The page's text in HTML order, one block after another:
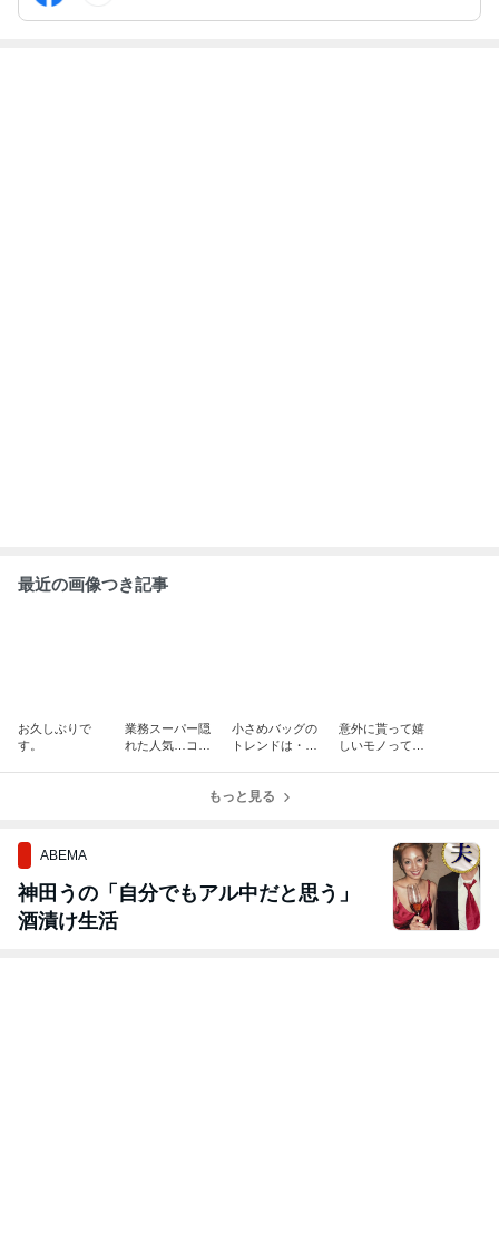
最近の画像つき記事
お久しぶりで
す。
業務スーパー隠
れた人気…コレ
小さめバッグの
トレンドは・・
意外に貰って嬉
しいモノって…
もっと見る
ABEMA
神田うの「自分でもアル中だと思う」
酒漬け生活